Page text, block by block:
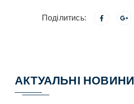
Поділитись:
АКТУАЛЬНІ НОВИНИ